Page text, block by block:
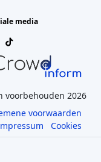
media
voorbehouden 2026
voorwaarden
Cookies